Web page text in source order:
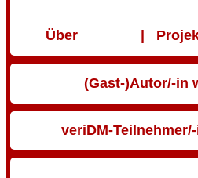
Über |
(Gast-)Autor/-in
veriDM-